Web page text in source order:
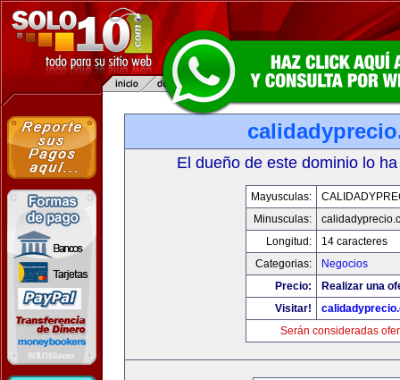
El dueño de este dominio lo
Mayusculas:
Minusculas:
Longitud:
14 caracteres
Categorias:
Negocios
Precio:
Realizar una
Visitar!
Serán consideradas